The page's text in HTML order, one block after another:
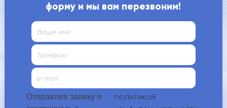
Как нас найти?
Контакты
форму и мы вам перезвоним!
Отправляя заявку я
политикой